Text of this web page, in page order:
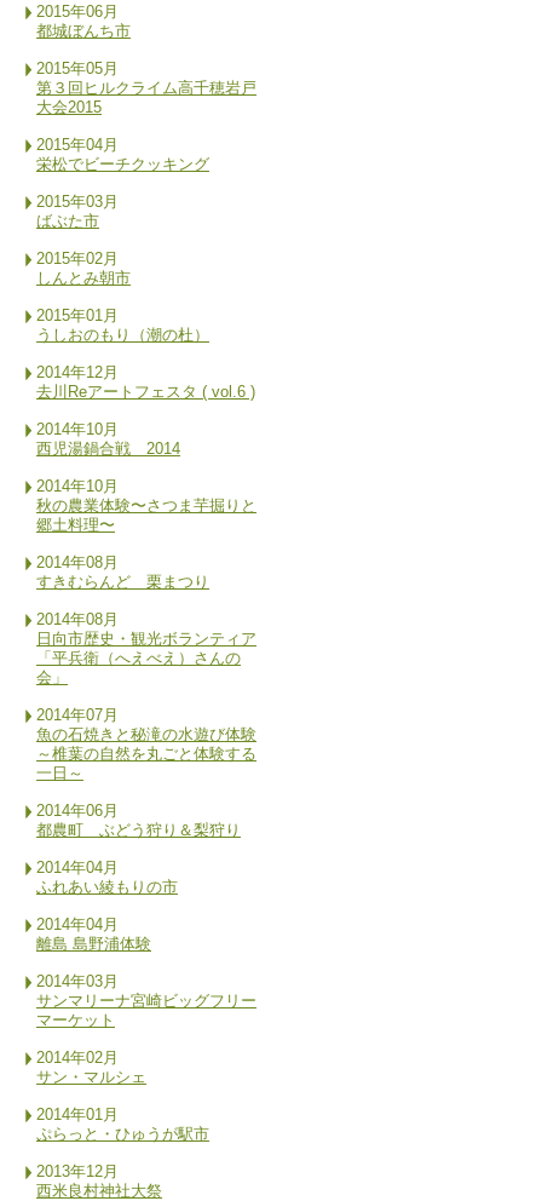
2015年06月
都城ぼんち市
2015年05月
第３回ヒルクライム高千穂岩戸
大会2015
2015年04月
栄松でビーチクッキング
2015年03月
ばぶた市
2015年02月
しんとみ朝市
2015年01月
うしおのもり（潮の杜）
2014年12月
去川Reアートフェスタ ( vol.6 )
2014年10月
西児湯鍋合戦 2014
2014年10月
秋の農業体験〜さつま芋掘りと
郷土料理〜
2014年08月
すきむらんど 栗まつり
2014年08月
日向市歴史・観光ボランティア
「平兵衛（へえべえ）さんの
会」
2014年07月
魚の石焼きと秘滝の水遊び体験
～椎葉の自然を丸ごと体験する
一日～
2014年06月
都農町 ぶどう狩り＆梨狩り
2014年04月
ふれあい綾もりの市
2014年04月
離島 島野浦体験
2014年03月
サンマリーナ宮崎ビッグフリー
マーケット
2014年02月
サン・マルシェ
2014年01月
ぷらっと・ひゅうが駅市
2013年12月
西米良村神社大祭